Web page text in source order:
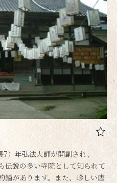
）年弘法大師が開創され、
伝説の多い寺院として知られて
鐘があります。また、珍しい唐